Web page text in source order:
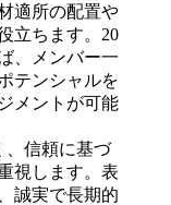
適所の配置や
立ちます。20
、メンバー一
テンシャルを
メントが可能
、信頼に基づ
視します。表
誠実で長期的